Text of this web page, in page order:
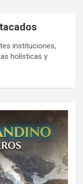
instituciones,
holísticas y